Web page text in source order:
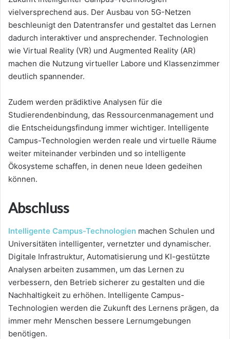
vielversprechend aus. Der Ausbau von 5G-Netzen
beschleunigt den Datentransfer und gestaltet das Lernen
dadurch interaktiver und ansprechender. Technologien
wie Virtual Reality (VR) und Augmented Reality (AR)
machen die Nutzung virtueller Labore und Klassenzimmer
deutlich spannender.
Zudem werden prädiktive Analysen für die
Studierendenbindung, das Ressourcenmanagement und
die Entscheidungsfindung immer wichtiger. Intelligente
Campus-Technologien werden reale und virtuelle Räume
weiter miteinander verbinden und so intelligente
Ökosysteme schaffen, in denen neue Ideen gedeihen
können.
Abschluss
Intelligente Campus-Technologien machen Schulen und
Universitäten intelligenter, vernetzter und dynamischer.
Digitale Infrastruktur, Automatisierung und KI-gestützte
Analysen arbeiten zusammen, um das Lernen zu
verbessern, den Betrieb sicherer zu gestalten und die
Nachhaltigkeit zu erhöhen. Intelligente Campus-
Technologien werden die Zukunft des Lernens prägen, da
immer mehr Menschen bessere Lernumgebungen
benötigen.